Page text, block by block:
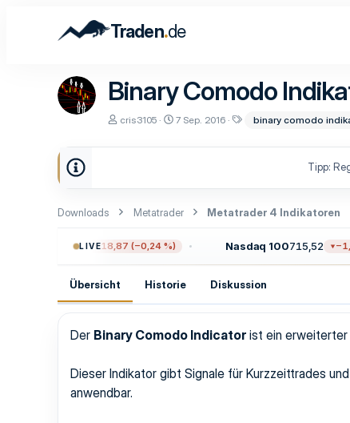
Traden.de
Binary Comodo
A
cris3105
D
t
l
n
7 Sep. 2016
r
e
binary comodo
Tipp:
Downloads Metatrader Metatrader 4 Indikatoren
LIVE
−18,87 (−0,24 %) Nasdaq 100715,52
Übersicht Historie Diskussion
Der Binary Comodo Indicator ist ein erweiterter
Dieser Indikator gibt Signale für Kurzzeittrades
anwendbar.